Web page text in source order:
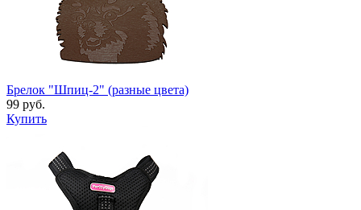
Брелок "Шпиц-2" (разные цвета)
99 руб.
Купить